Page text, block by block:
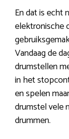
En dat is echt
elektronische
Vandaag de
drumstellen
in het
en spelen
drumstel vele
drummen.